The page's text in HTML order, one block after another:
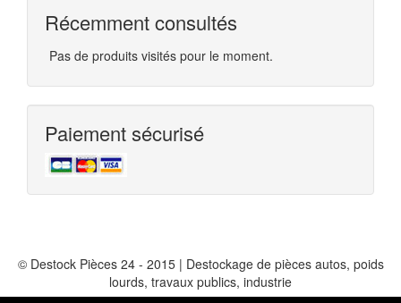
Récemment consultés
Pas de produits visités pour le moment.
Paiement sécurisé
© Destock Pièces 24 - 2015 | Destockage de pièces autos, poids
lourds, travaux publics, industrie